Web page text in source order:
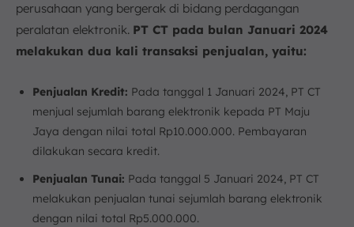
perusahaan yang bergerak di bidang perdagangan
peralatan elektronik. PT CT pada bulan Januari 2024
melakukan dua kali transaksi penjualan, yaitu:
Penjualan Kredit: Pada tanggal 1 Januari 2024, PT CT
menjual sejumlah barang elektronik kepada PT Maju
Jaya dengan nilai total Rp10.000.000. Pembayaran
dilakukan secara kredit.
Penjualan Tunai: Pada tanggal 5 Januari 2024, PT CT
melakukan penjualan tunai sejumlah barang elektronik
dengan nilai total Rp5.000.000.